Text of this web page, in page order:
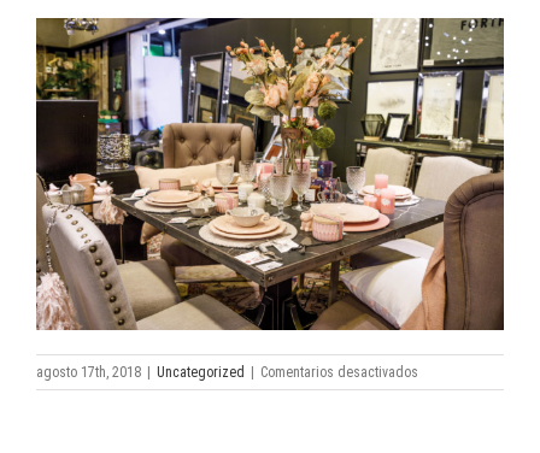
agosto 17th, 2018 Uncategorized Comentarios desactivados
Cafira